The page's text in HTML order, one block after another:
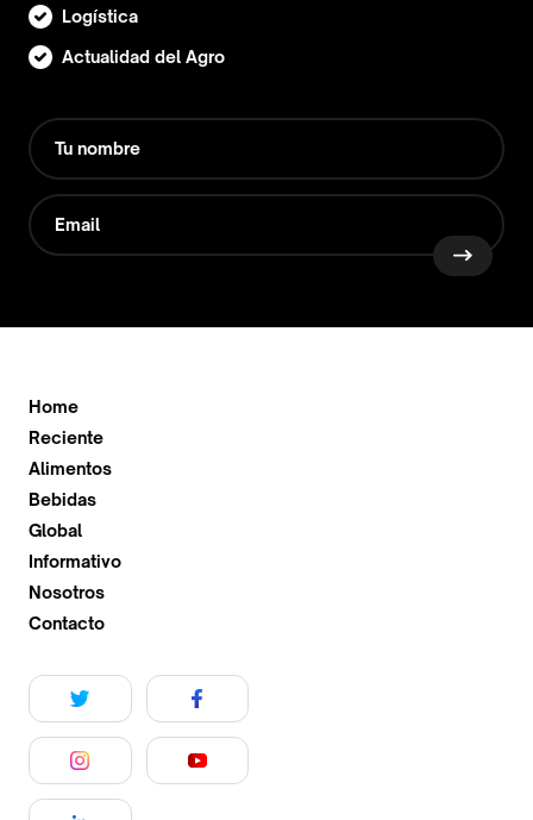
Logística
Actualidad del Agro
Home
Reciente
Alimentos
Bebidas
Global
Informativo
Nosotros
Contacto